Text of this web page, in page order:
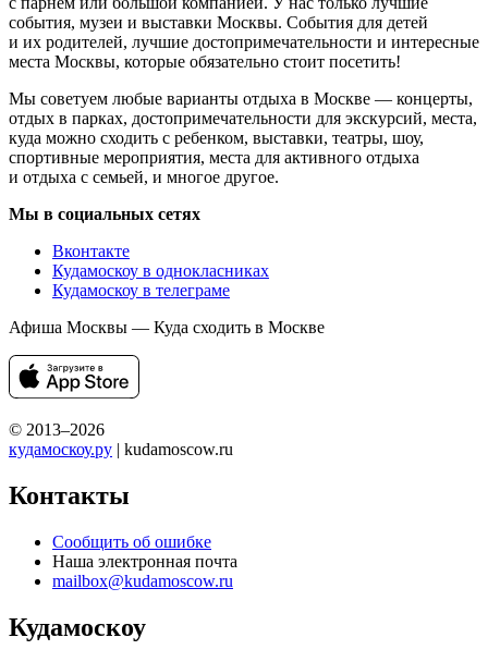
события, музеи и выставки Москвы. События для детей
и их родителей, лучшие достопримечательности и интересные
места Москвы, которые обязательно стоит посетить!
Мы советуем любые варианты отдыха в Москве — концерты,
отдых в парках, достопримечательности для экскурсий, места,
куда можно сходить с ребенком, выставки, театры, шоу,
спортивные мероприятия, места для активного отдыха
и отдыха с семьей, и многое другое.
Мы в социальных сетях
Вконтакте
Кудамоскоу в однокласниках
Кудамоскоу в телеграме
Афиша Москвы — Куда сходить в Москве
© 2013–2026
кудамоскоу.ру | kudamoscow.ru
Контакты
Сообщить об ошибке
Наша электронная почта
mailbox@kudamoscow.ru
Кудамоскоу